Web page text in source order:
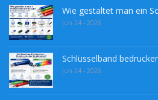
Wie gestaltet man ein
Jun 24 - 2026
Schlüsselband
Jun 24 - 2026